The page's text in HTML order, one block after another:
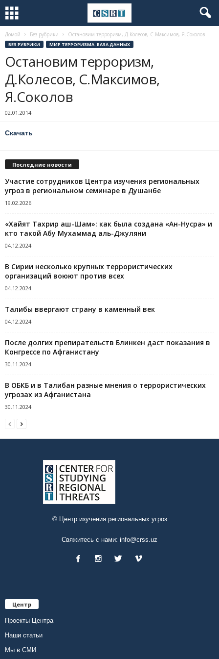
Домой Без рубрики Остановим терроризм, Д.Колесов, С.Максимов, Я.Соколов
БЕЗ РУБРИКИ МИР ТЕРРОРИЗМА. БАЗА ДАННЫХ
Остановим терроризм,
Д.Колесов, С.Максимов,
Я.Соколов
02.01.2014
Скачать
Последние новости
Участие сотрудников Центра изучения региональных
угроз в региональном семинаре в Душанбе
19.02.2026
«Хайят Тахрир аш-Шам»: как была создана «Ан-Нусра» и
кто такой Абу Мухаммад аль-Джуляни
04.12.2024
В Сирии несколько крупных террористических
организаций воюют против всех
04.12.2024
Талибы ввергают страну в каменный век
04.12.2024
После долгих препирательств Блинкен даст показания в
Конгрессе по Афганистану
30.11.2024
В ОБКБ и в Талибан разные мнения о террористических
угрозах из Афганистана
30.11.2024
© Центр изучения региональных угроз
Свяжитесь с нами: info@crss.uz
Центр
Проекты Центра
Наши статьи
Мы в СМИ